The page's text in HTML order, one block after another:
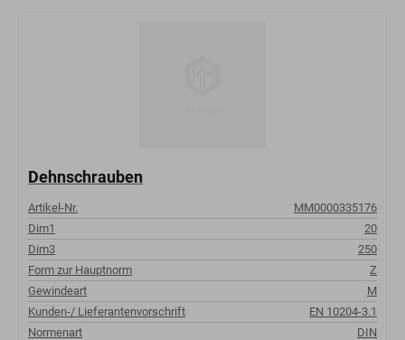
Dehnschrauben
Artikel-Nr.
MM0000335176
Dim1
20
Dim3
250
Form zur Hauptnorm
Z
Gewindeart
M
Kunden-/ Lieferantenvorschrift
EN 10204-3.1
Normenart
DIN